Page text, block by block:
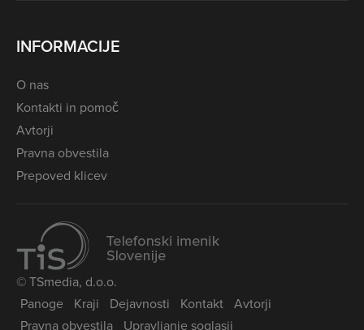
INFORMACIJE
O nas
Kontakti in pomoč
Avtorji
Pravna obvestila
Prepoved klicev
© TSmedia, d.o.o.
Panoge
Kraji Dejavnosti Kontakt Avtorji
Pravna obvestila
Upravljanje soglasij